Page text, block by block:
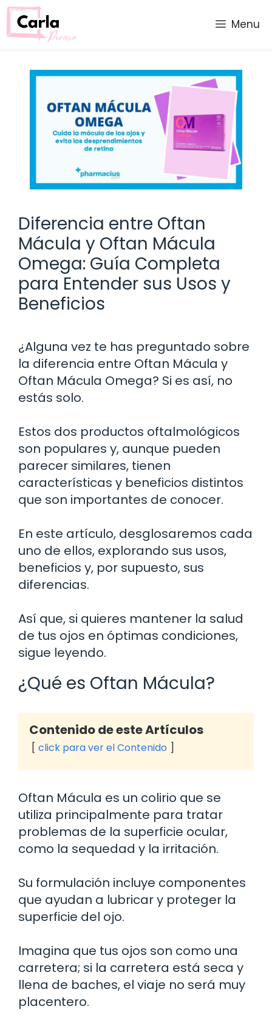
Saltar
al
contenido
Menu
Diferencia entre Oftan
Mácula y Oftan Mácula
Omega: Guía Completa
para Entender sus Usos y
Beneficios
¿Alguna vez te has preguntado sobre
la diferencia entre Oftan Mácula y
Oftan Mácula Omega? Si es así, no
estás solo.
Estos dos productos oftalmológicos
son populares y, aunque pueden
parecer similares, tienen
características y beneficios distintos
que son importantes de conocer.
En este artículo, desglosaremos cada
uno de ellos, explorando sus usos,
beneficios y, por supuesto, sus
diferencias.
Así que, si quieres mantener la salud
de tus ojos en óptimas condiciones,
sigue leyendo.
¿Qué es Oftan Mácula?
Contenido de este Artículos
click para ver el Contenido
Oftan Mácula es un colirio que se
utiliza principalmente para tratar
problemas de la superficie ocular,
como la sequedad y la irritación.
Su formulación incluye componentes
que ayudan a lubricar y proteger la
superficie del ojo.
Imagina que tus ojos son como una
carretera; si la carretera está seca y
llena de baches, el viaje no será muy
placentero.